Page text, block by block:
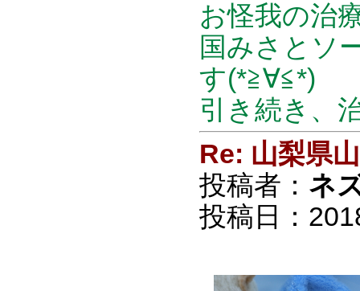
お怪我の治
国みさとソ
す(*≧∀≦*)
引き続き、
Re: 山梨県
投稿者： ネ
投稿日：